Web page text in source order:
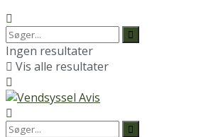
Ingen resultater
Vis alle resultater